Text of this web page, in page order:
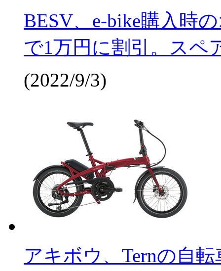
BESV、e-bike購入時
で1万円に割引。スペ
(2022/9/3)
アキボウ、Ternの自